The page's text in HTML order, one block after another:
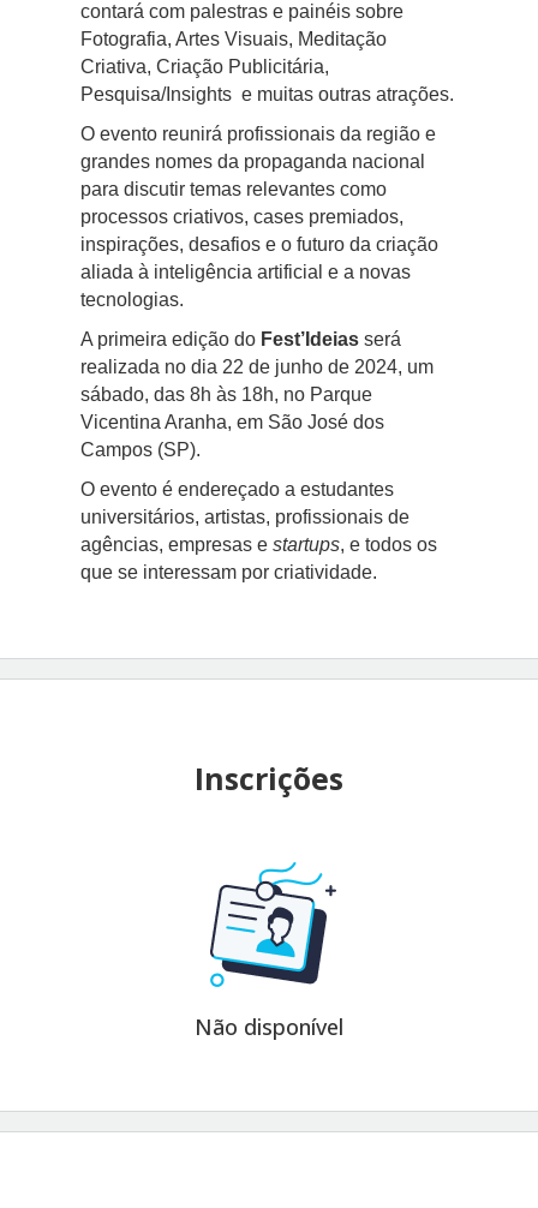
contará com palestras e painéis sobre
Fotografia, Artes Visuais, Meditação
Criativa, Criação Publicitária,
Pesquisa/Insights e muitas outras atrações.
O evento reunirá profissionais da região e
grandes nomes da propaganda nacional
para discutir temas relevantes como
processos criativos, cases premiados,
inspirações, desafios e o futuro da criação
aliada à inteligência artificial e a novas
tecnologias.
A primeira edição do Fest’Ideias será
realizada no dia 22 de junho de 2024, um
sábado, das 8h às 18h, no Parque
Vicentina Aranha, em São José dos
Campos (SP).
O evento é endereçado a estudantes
universitários, artistas, profissionais de
agências, empresas estartups, e todos os
que se interessam por criatividade.
Inscrições
Não disponível